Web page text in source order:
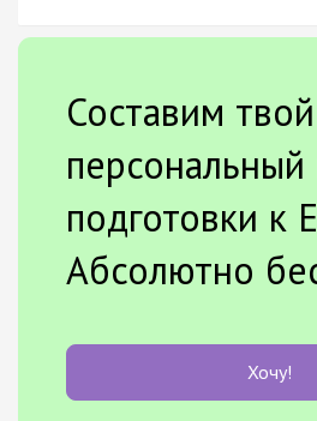
Составим твой
персональный
подготовки к
Абсолютно
Хочу!